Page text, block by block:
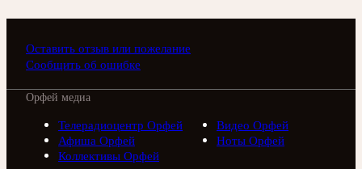
Оставить отзыв или пожелание
Сообщить об ошибке
Орфей медиа
Телерадиоцентр Орфей
Видео Орфей
Афиша Орфей
Ноты Орфей
Коллективы Орфей